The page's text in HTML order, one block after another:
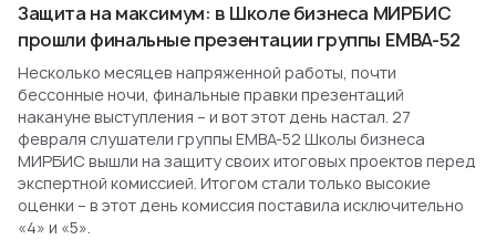
Защита на максимум: в Школе бизнеса МИРБИС
прошли финальные презентации группы EMBA-52
Несколько месяцев напряженной работы, почти
бессонные ночи, финальные правки презентаций
накануне выступления – и вот этот день настал. 27
февраля слушатели группы EMBA-52 Школы бизнеса
МИРБИС вышли на защиту своих итоговых проектов перед
экспертной комиссией. Итогом стали только высокие
оценки – в этот день комиссия поставила исключительно
«4» и «5».